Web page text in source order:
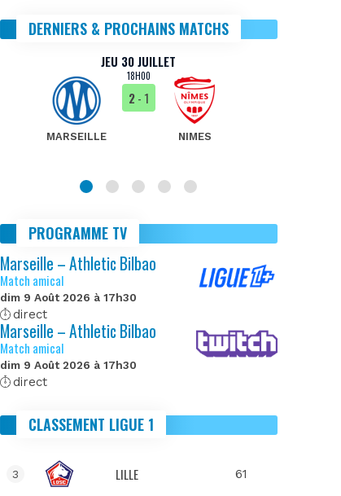
DERNIERS & PROCHAINS MATCHS
JEU 30 JUILLET
18H00
MARSEILLE
2- 1
NIMES
PROGRAMME TV
Marseille – Athletic Bilbao
Match amical
dim 9 Août 2026 à 17h30
direct
Marseille – Athletic Bilbao
Match amical
dim 9 Août 2026 à 17h30
direct
CLASSEMENT LIGUE 1
3 LILLE 61